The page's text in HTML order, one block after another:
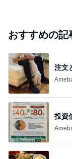
おすすめの記
注文
投資